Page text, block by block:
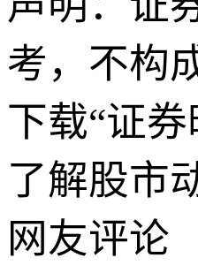
考，不构
下载“证
了解股市
网友评论